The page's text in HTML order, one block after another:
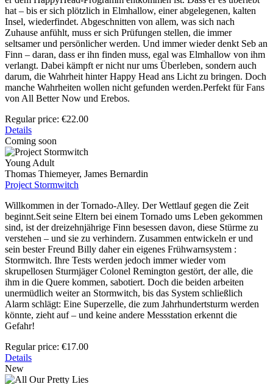
hat – bis er sich plötzlich in Elmhallow, einer abgelegenen, kalten
Insel, wiederfindet. Abgeschnitten von allem, was sich nach
Zuhause anfühlt, muss er sich Prüfungen stellen, die immer
seltsamer und persönlicher werden. Und immer wieder denkt Seb an
Finn – daran, dass er ihn finden muss, egal was Elmhallow von ihm
verlangt. Dabei kämpft er nicht nur ums Überleben, sondern auch
darum, die Wahrheit hinter Happy Head ans Licht zu bringen. Doch
manche Wahrheiten wollen nicht gefunden werden.Perfekt für Fans
von All Better Now und Erebos.
Regular price: €22.00
Details
Coming soon
Young Adult
Thomas Thiemeyer, James Bernardin
Project Stormwitch
Willkommen in der Tornado-Alley. Der Wettlauf gegen die Zeit
beginnt.Seit seine Eltern bei einem Tornado ums Leben gekommen
sind, ist der dreizehnjährige Finn besessen davon, diese Stürme zu
verstehen – und sie zu verhindern. Zusammen entwickeln er und
sein bester Freund Billy daher ein eigenes Frühwarnsystem :
Stormwitch. Ihre Tests werden jedoch immer wieder vom
skrupellosen Sturmjäger Colonel Remington gestört, der alle, die
ihm in die Quere kommen, sabotiert. Doch die beiden arbeiten
unermüdlich weiter an Stormwitch, bis das System schließlich
Alarm schlägt: Eine Superzelle, die zum Jahrhundertsturm werden
könnte, zieht auf – und keine andere Messstation erkennt die
Gefahr!
Regular price: €17.00
Details
New